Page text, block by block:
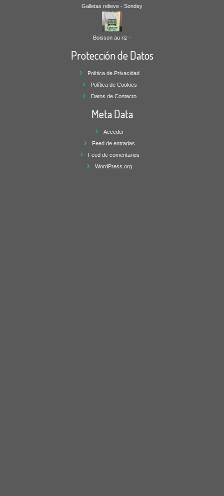
Galletas relieve - Sondey
Boisson au riz -
Protección de Datos
Política de Privacidad
Política de Cookies
Datos de Contacto
Meta Data
Acceder
Feed de entradas
Feed de comentarios
WordPress.org